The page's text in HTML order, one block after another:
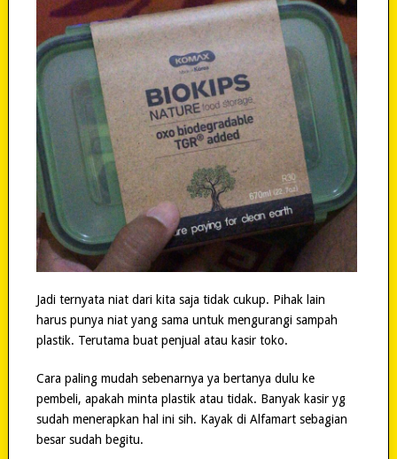
Jadi ternyata niat dari kita saja tidak cukup. Pihak lain
harus punya niat yang sama untuk mengurangi sampah
plastik. Terutama buat penjual atau kasir toko.
Cara paling mudah sebenarnya ya bertanya dulu ke
pembeli, apakah minta plastik atau tidak. Banyak kasir yg
sudah menerapkan hal ini sih. Kayak di Alfamart sebagian
besar sudah begitu.